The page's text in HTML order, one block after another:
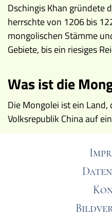
Dschingis Khan gründete
herrschte von 1206 bis
mongolischen Stämme
Gebiete, bis ein riesiges
Was ist die
Die Mongolei ist ein
Volksrepublik China auf